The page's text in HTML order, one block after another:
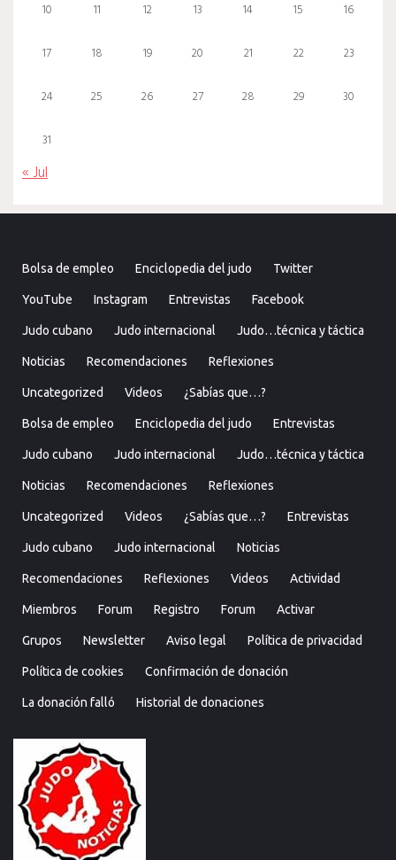
10 11 12 13 14 15 16
17 18 19 20 21 22 23
24 25 26 27 28 29 30
31
« Jul
Bolsa de empleo Enciclopedia del judo Twitter
YouTube Instagram Entrevistas Facebook
Judo cubano Judo internacional Judo…técnica y táctica
Noticias Recomendaciones Reflexiones
Uncategorized Videos ¿Sabías que…?
Bolsa de empleo Enciclopedia del judo Entrevistas
Judo cubano Judo internacional Judo…técnica y táctica
Noticias Recomendaciones Reflexiones
Uncategorized Videos ¿Sabías que…? Entrevistas
Judo cubano Judo internacional Noticias
Recomendaciones Reflexiones Videos Actividad
Miembros Forum Registro Forum Activar
Grupos Newsletter Aviso legal Política de privacidad
Política de cookies Confirmación de donación
La donación falló Historial de donaciones